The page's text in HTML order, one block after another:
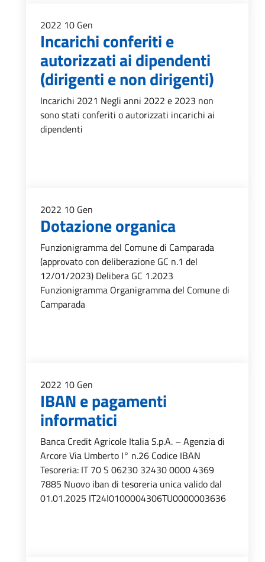
2022 10 Gen
Incarichi conferiti e
autorizzati ai dipendenti
(dirigenti e non dirigenti)
Incarichi 2021 Negli anni 2022 e 2023 non
sono stati conferiti o autorizzati incarichi ai
dipendenti
2022 10 Gen
Dotazione organica
Funzionigramma del Comune di Camparada
(approvato con deliberazione GC n.1 del
12/01/2023) Delibera GC 1.2023
Funzionigramma Organigramma del Comune di
Camparada
2022 10 Gen
IBAN e pagamenti
informatici
Banca Credit Agricole Italia S.p.A. – Agenzia di
Arcore Via Umberto I° n.26 Codice IBAN
Tesoreria: IT 70 S 06230 32430 0000 4369
7885 Nuovo iban di tesoreria unica valido dal
01.01.2025 IT24I0100004306TU0000003636